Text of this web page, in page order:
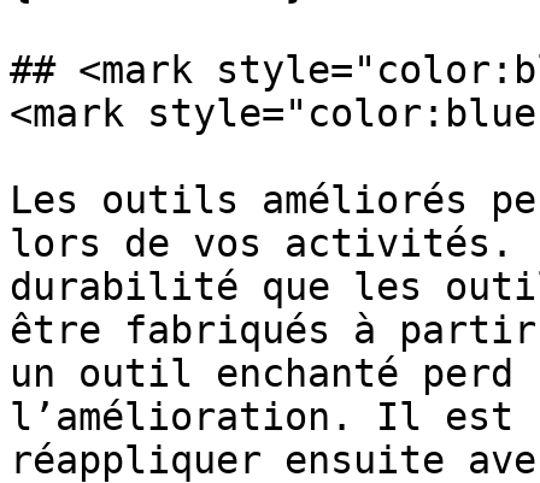
## <mark
<mark
Les outils améliorés
lors de vos activités.
durabilité que les
être fabriqués à
un outil enchanté perd
l’amélioration. Il est
réappliquer ensuite